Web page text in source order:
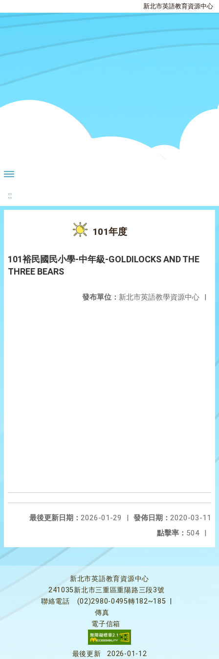
新北市英語教育資源中心
:::
101年度
101裕民國民小學-中年級-GOLDILOCKS AND THE
THREE BEARS
發布單位： 新北市英語教學資源中心 |
發佈日期： 2020-03-11
最後更新日期： 2026-01-29
|
點擊率： 504 |
新北市英語教育資源中心
241035新北市三重區重陽路三段3號
聯絡電話
(02)2980-0495轉182~185
傳真
電子信箱
最後更新 2026-01-12